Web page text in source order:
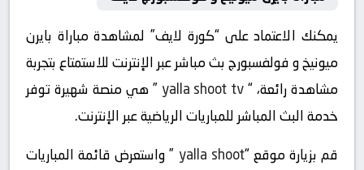
يمكنك الاعتماد على “كورة لايف” لمشاهدة مباراة بايرن
ميونيخ و فولفسبورج بث مباشر عبر الإنترنت للاستمتاع بتجربة
مشاهدة رائعة، “yalla shoot tv ” هي منصة شهيرة توفر
خدمة البث المباشر للمباريات الرياضية عبر الإنترنت.
قم بزيارة موقع “yalla shoot ” واستعرض قائمة المباريات